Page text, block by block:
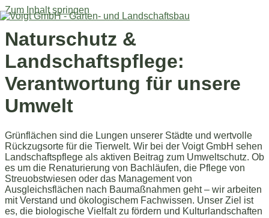
Zum Inhalt springen
Naturschutz &
Landschaftspflege:
Verantwortung für unsere
Umwelt
Grünflächen sind die Lungen unserer Städte und wertvolle
Rückzugsorte für die Tierwelt. Wir bei der Voigt GmbH sehen
Landschaftspflege als aktiven Beitrag zum Umweltschutz. Ob
es um die Renaturierung von Bachläufen, die Pflege von
Streuobstwiesen oder das Management von
Ausgleichsflächen nach Baumaßnahmen geht – wir arbeiten
mit Verstand und ökologischem Fachwissen. Unser Ziel ist
es, die biologische Vielfalt zu fördern und Kulturlandschaften